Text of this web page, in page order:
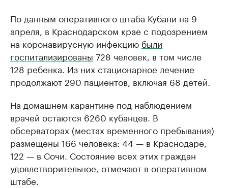
По данным оперативного штаба Кубани на 9
апреля, в Краснодарском крае с подозрением
на коронавирусную инфекцию были
госпитализированы 728 человек, в том числе
128 ребенка. Из них стационарное лечение
продолжают 290 пациентов, включая 68 детей.
На домашнем карантине под наблюдением
врачей остаются 6260 кубанцев. В
обсерваторах (местах временного пребывания)
размещены 166 человека: 44 — в Краснодаре,
122 — в Сочи. Состояние всех этих граждан
удовлетворительное, отмечают в оперативном
штабе.